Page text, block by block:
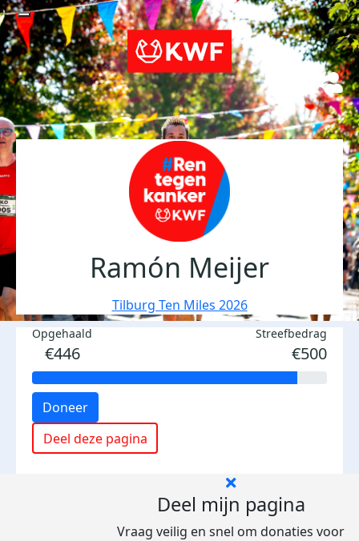
Ramón Meijer
Tilburg Ten Miles 2026
Opgehaald
€446
Streefbedrag
€500
Doneer
Deel deze pagina
Deel mijn pagina
Vraag veilig en snel om donaties voor